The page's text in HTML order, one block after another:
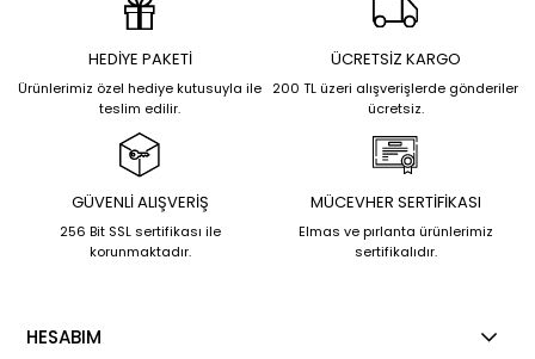
HEDİYE PAKETİ
Ürünlerimiz özel hediye kutusuyla ile
teslim edilir.
ÜCRETSİZ KARGO
200 TL üzeri alışverişlerde gönderiler
ücretsiz.
GÜVENLİ ALIŞVERİŞ
256 Bit SSL sertifikası ile
korunmaktadır.
MÜCEVHER SERTİFİKASI
Elmas ve pırlanta ürünlerimiz
sertifikalıdır.
HESABIM